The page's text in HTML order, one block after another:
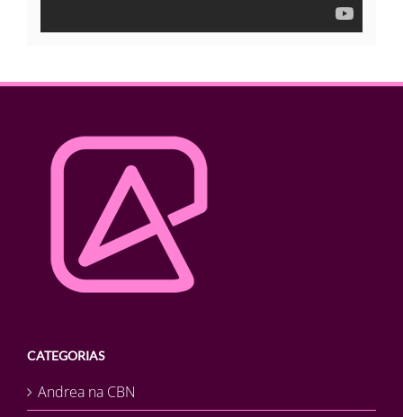
CATEGORIAS
Andrea na CBN